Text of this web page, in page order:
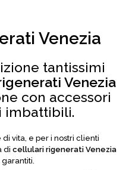
Venezia
tantissimi
Venezia
con accessori
imbattibili.
vita, e per i nostri clienti
di cellulari rigenerati Venezia